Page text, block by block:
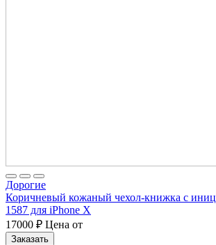
Дорогие
Коричневый кожаный чехол-книжка с
1587 для iPhone X
17000 ₽ Цена от
Заказать